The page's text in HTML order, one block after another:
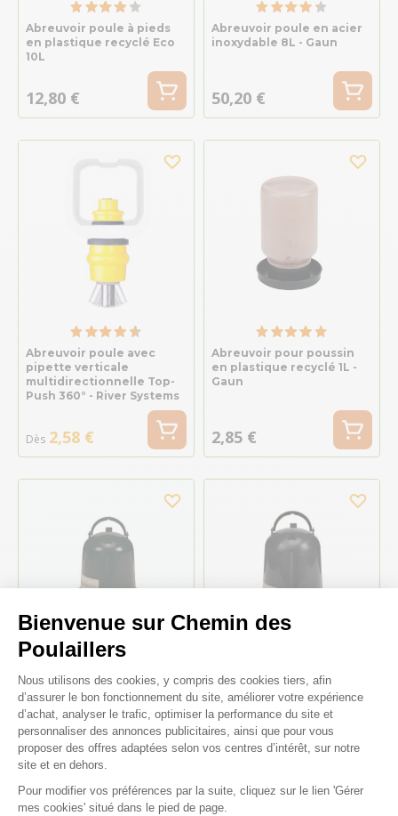
Bienvenue sur Chemin des
Poulaillers
Plateforme de Gestion du
Nous utilisons des cookies, y compris des cookies tiers, afin
d’assurer le bon fonctionnement du site, améliorer votre expérience
d’achat, analyser le trafic, optimiser la performance du site et
personnaliser des annonces publicitaires, ainsi que pour vous
proposer des offres adaptées selon vos centres d’intérêt, sur notre
site et en dehors.
Pour modifier vos préférences par la suite, cliquez sur le lien 'Gérer
mes cookies' situé dans le pied de page.
Axeptio consent
Abreuvoir poule à pieds
en plastique recyclé Eco
10L
12,80 €
Abreuvoir poule en acier
inoxydable 8L - Gaun
50,20 €
Abreuvoir poule avec
pipette verticale
multidirectionnelle Top-
Push 360° - River Systems
Dès 2,58 €
Abreuvoir pour poussin
en plastique recyclé 1L -
Gaun
2,85 €
Abreuvoir poule en
plastique recyclé gamme
Eco 3L
5,45 €
Abreuvoir poule en
plastique recyclé gamme
Eco 5L